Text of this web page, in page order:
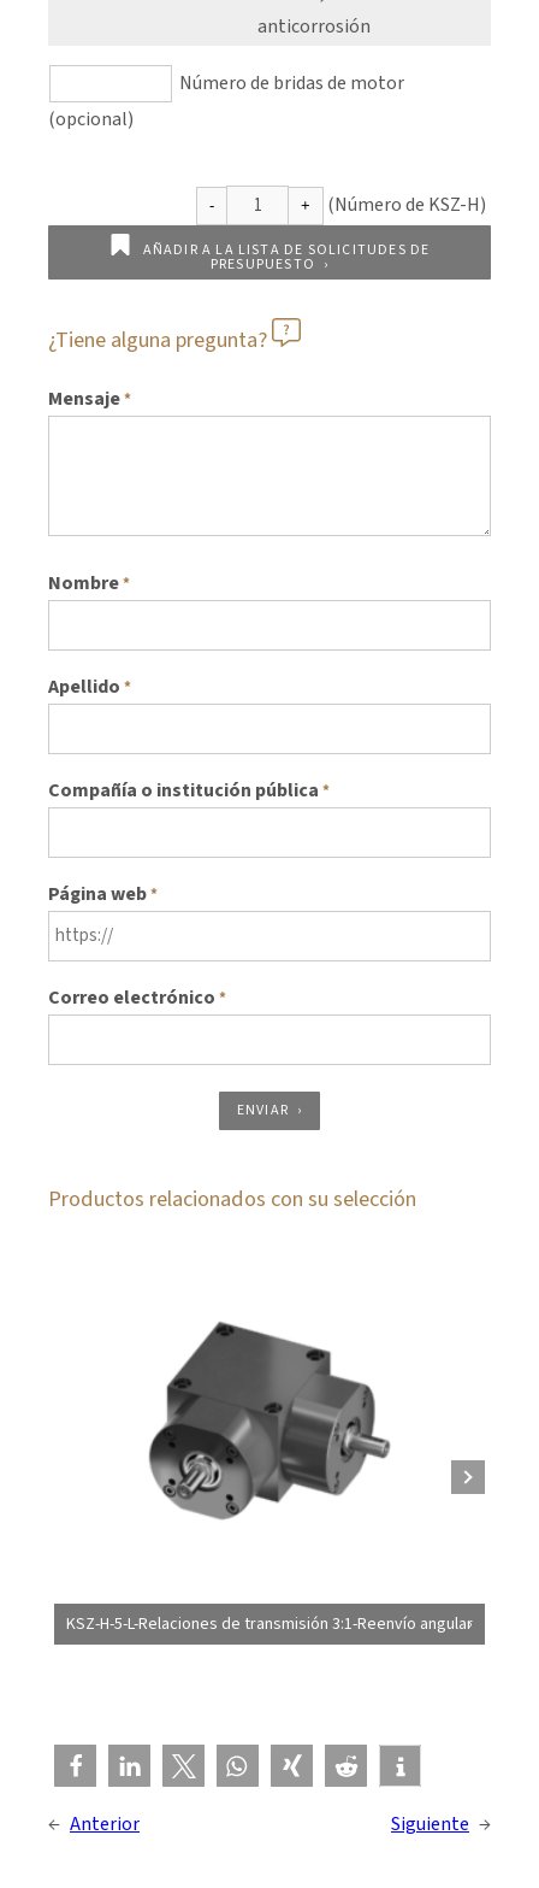
anticorrosión
Número de bridas de motor
(opcional)
AÑADIR A LA LISTA DE SOLICITUDES DE
PRESUPUESTO
¿Tiene alguna pregunta?
Mensaje*
Nombre*
Apellido *
Compañía o institución pública *
Página web*
Correo electrónico *
ENVIAR
Productos relacionados con su selección
KSZ-H-5-L-Relaciones de transmisión 3:1-Reenvío angular
← Anterior Siguiente →